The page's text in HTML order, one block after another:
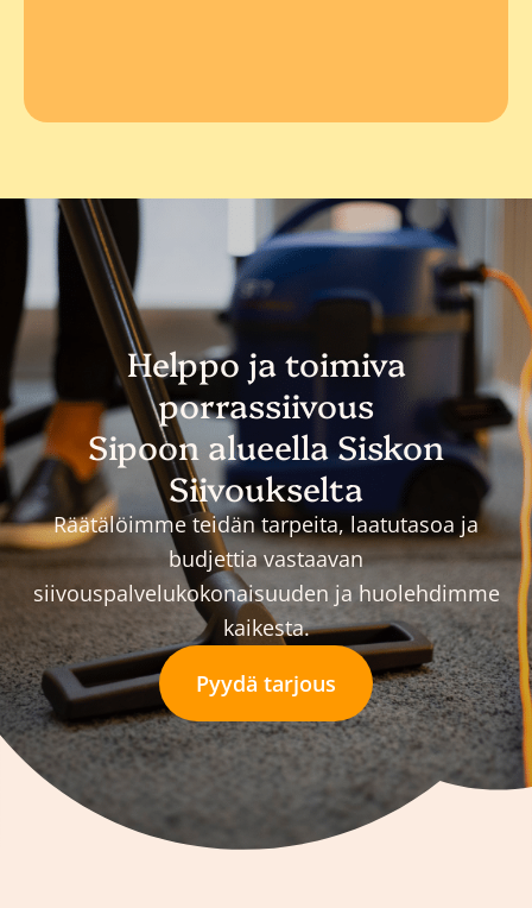
Helppo ja toimiva
porrassiivous
Sipoon alueella Siskon
Siivoukselta
Räätälöimme teidän tarpeita, laatutasoa ja
budjettia vastaavan
siivouspalvelukokonaisuuden ja huolehdimme
kaikesta.
Pyydä tarjous